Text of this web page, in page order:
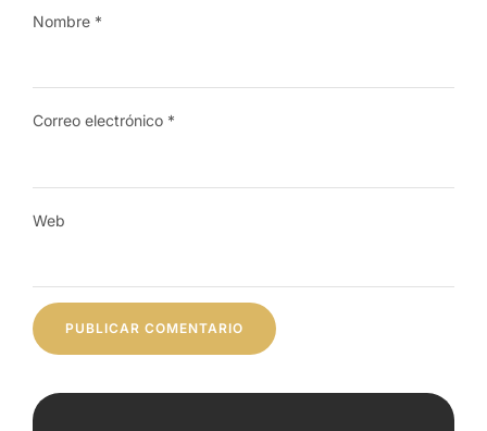
Nombre *
Correo electrónico *
Web